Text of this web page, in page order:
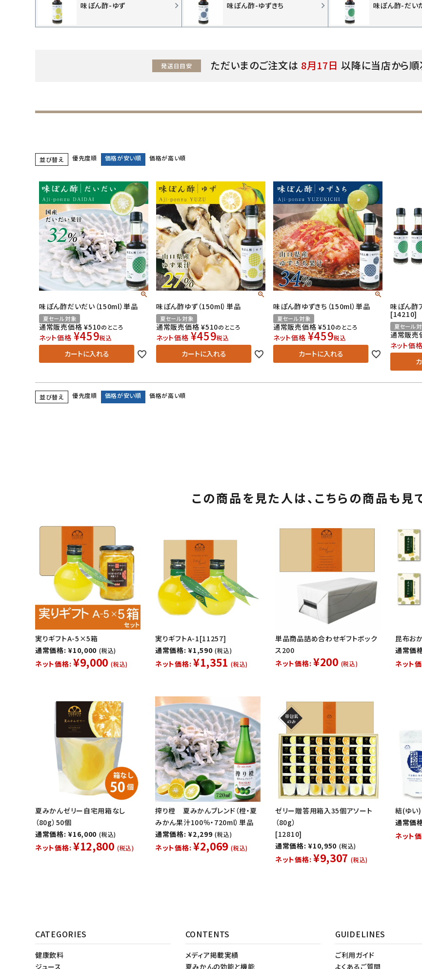
味ぽん酢-ゆず 味ぽん酢-ゆずきち 味ぽん酢-だい
発送日目安 ただいまのご注文は 8月17日 以降に当店から
並び替え 優先度順 価格が安い順 価格が高い順
味ぽん酢だいだい（150ml）単品
夏セール対象
通常販売価格 ¥510のところ
ネット価格 ¥459税込
カートに入れる
味ぽん酢ゆず（150ml）単品
夏セール対象
通常販売価格 ¥510のところ
ネット価格 ¥459税込
カートに入れる
味ぽん酢ゆずきち（150ml）単品
夏セール対象
通常販売価格 ¥510のところ
ネット価格 ¥459税込
カートに入れる
味ぽん酢
[14210]
夏セール
通常販売
ネット価格
並び替え 優先度順 価格が安い順 価格が高い順
この商品を見た人は、 こちらの商品も見
実りギフトA-5×5箱
通常価格: ¥10,000 (税込)
ネット価格: ¥9,000 (税込)
実りギフトA-1[11257]
通常価格: ¥1,590 (税込)
ネット価格: ¥1,351 (税込)
単品商品詰め合わせギフトボック
ス200
ネット価格: ¥200 (税込)
昆布お
通常価
ネット
夏みかんゼリー自宅用箱なし
（80g）50個
通常価格: ¥16,000 (税込)
ネット価格: ¥12,800 (税込)
搾り橙 夏みかんブレンド（橙・夏
みかん果汁100％・720ml）単品
通常価格: ¥2,299 (税込)
ネット価格: ¥2,069 (税込)
ゼリー贈答用箱入35個アソート
（80g）
[12810]
通常価格: ¥10,950 (税込)
ネット価格: ¥9,307 (税込)
結(ゆい
通常価
ネット
CATEGORIES
健康飲料
ジュース
CONTENTS
メディア掲載実績
夏みかんの効能と機能
GUIDELINES
ご利用ガイド
よくあるご質問